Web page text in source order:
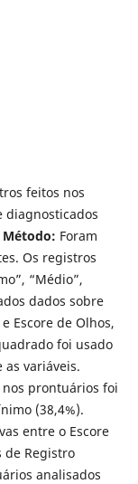
feitos nos
diagnosticados
Método: Foram
Os registros
“Médio”,
dados sobre
Escore de Olhos,
foi usado
variáveis.
prontuários foi
(38,4%).
entre o Escore
de Registro
analisados